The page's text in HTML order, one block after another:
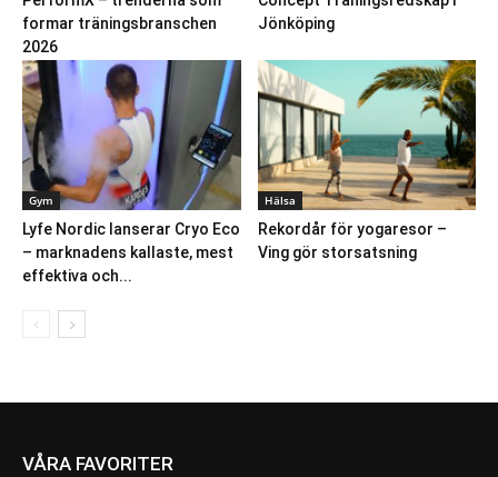
formar träningsbranschen
2026
Jönköping
Gym
Lyfe Nordic lanserar Cryo Eco
– marknadens kallaste, mest
effektiva och...
Hälsa
Rekordår för yogaresor –
Ving gör storsatsning
VÅRA FAVORITER